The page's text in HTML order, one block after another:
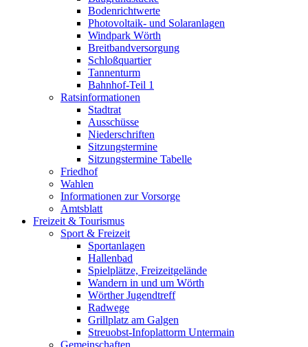
Bodenrichtwerte
Photovoltaik- und Solaranlagen
Windpark Wörth
Breitbandversorgung
Schloßquartier
Tannenturm
Bahnhof-Teil 1
Ratsinformationen
Stadtrat
Ausschüsse
Niederschriften
Sitzungstermine
Sitzungstermine Tabelle
Friedhof
Wahlen
Informationen zur Vorsorge
Amtsblatt
Freizeit & Tourismus
Sport & Freizeit
Sportanlagen
Hallenbad
Spielplätze, Freizeitgelände
Wandern in und um Wörth
Wörther Jugendtreff
Radwege
Grillplatz am Galgen
Streuobst-Infoplattorm Untermain
Gemeinschaften